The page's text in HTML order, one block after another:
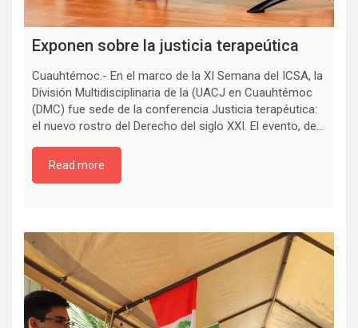
Exponen sobre la justicia terapeútica
Cuauhtémoc.- En el marco de la XI Semana del ICSA, la
División Multidisciplinaria de la (UACJ en Cuauhtémoc
(DMC) fue sede de la conferencia Justicia terapéutica:
el nuevo rostro del Derecho del siglo XXI. El evento, de…
Read more